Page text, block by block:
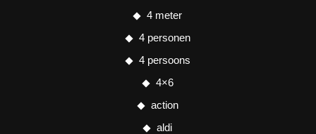
4 meter
4 personen
4 persoons
4×6
action
aldi